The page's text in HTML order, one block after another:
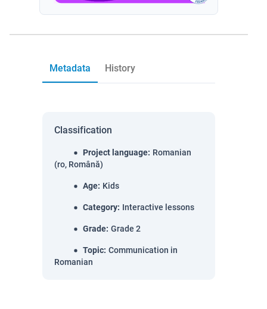
Metadata History
Classification
Project language: Romanian
(ro, Română)
Age: Kids
Category: Interactive lessons
Grade: Grade 2
Topic: Communication in
Romanian